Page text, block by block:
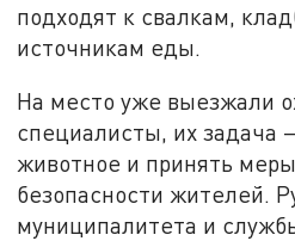
подходят к свалкам,
источникам еды.
На место уже выезжали
специалисты, их задача
животное и принять
безопасности жителей.
муниципалитета и